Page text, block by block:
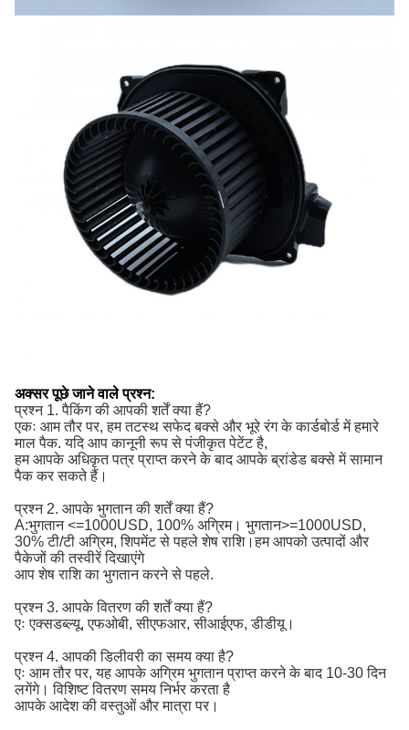
अक्सर पूछे जाने वाले प्रश्न:
प्रश्न 1. पैकिंग की आपकी शर्तें क्या हैं?
एकः आम तौर पर, हम तटस्थ सफेद बक्से और भूरे रंग के कार्डबोर्ड में हमारे
माल पैक. यदि आप कानूनी रूप से पंजीकृत पेटेंट है,
हम आपके अधिकृत पत्र प्राप्त करने के बाद आपके ब्रांडेड बक्से में सामान
पैक कर सकते हैं।
प्रश्न 2. आपके भुगतान की शर्तें क्या हैं?
A:भुगतान <=1000USD, 100% अग्रिम। भुगतान>=1000USD,
30% टी/टी अग्रिम, शिपमेंट से पहले शेष राशि।हम आपको उत्पादों और
पैकेजों की तस्वीरें दिखाएंगे
आप शेष राशि का भुगतान करने से पहले.
प्रश्न 3. आपके वितरण की शर्तें क्या हैं?
एः एक्सडब्ल्यू, एफओबी, सीएफआर, सीआईएफ, डीडीयू।
प्रश्न 4. आपकी डिलीवरी का समय क्या है?
एः आम तौर पर, यह आपके अग्रिम भुगतान प्राप्त करने के बाद 10-30 दिन
लगेंगे। विशिष्ट वितरण समय निर्भर करता है
आपके आदेश की वस्तुओं और मात्रा पर।